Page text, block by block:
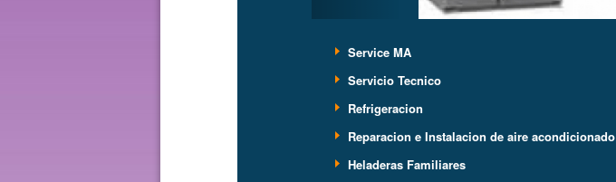
Service MA
Servicio Tecnico
Refrigeracion
Reparacion e Instalacion de aire acondicionado
Heladeras Familiares